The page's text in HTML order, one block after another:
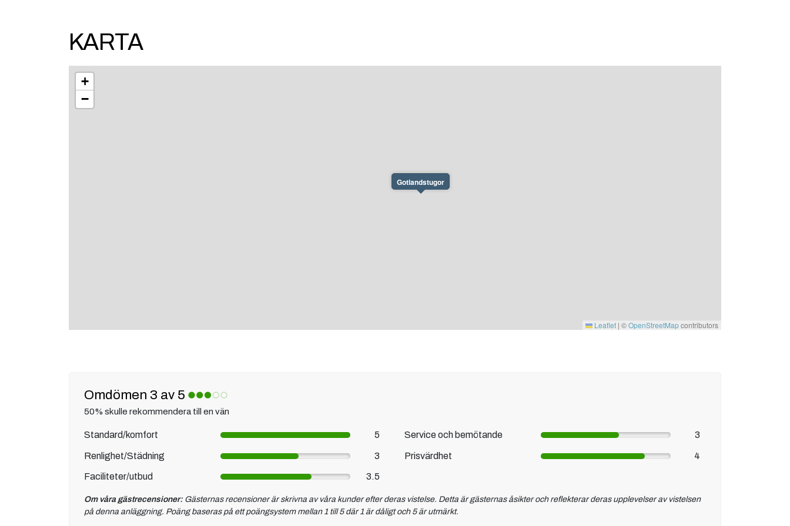
KARTA
Gotlandstugor
+
−
Leaflet | ©OpenStreetMapcontributors
Omdömen 3 av 5
50% skulle rekommendera till en vän
Standard/komfort 5 Service och bemötande 3
Renlighet/Städning 3 Prisvärdhet 4
Faciliteter/utbud 3.5
Om våra gästrecensioner: Gästernas recensioner är skrivna av våra kunder efter deras vistelse. Detta är gästernas åsikter och reflekterar deras upplevelser av vistelsen
på denna anläggning. Poäng baseras på ett poängsystem mellan 1 till 5 där 1 är dåligt och 5 är utmärkt.